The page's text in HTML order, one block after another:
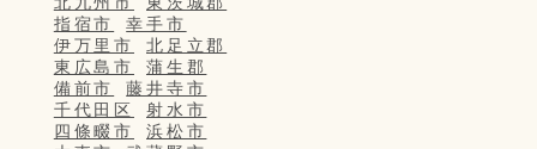
指宿市
幸手市
伊万里市
北足立郡
東広島市
蒲生郡
備前市
藤井寺市
千代田区
射水市
四條畷市
浜松市